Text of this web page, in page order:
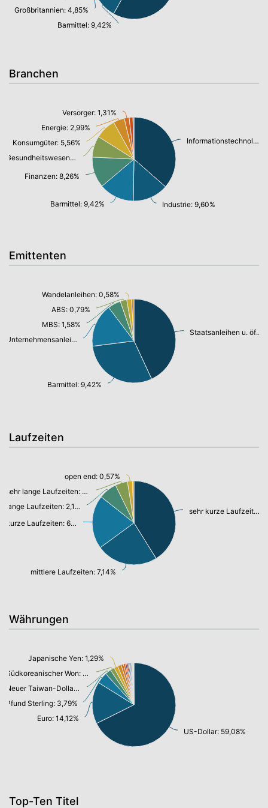
Barmittel: 9,42%
Großbritannien: 4,85%
Branchen
Informationstechnologie/ Telekommunikation: 25,31%
Industrie: 9,60%
Barmittel: 9,42%
Finanzen: 8,26%
Gesundheitswesen: 5,68%
Konsumgüter: 5,56%
Energie: 2,99%
Versorger: 1,31%
Emittenten
Staatsanleihen u. öffentl.Anleihen: 13,55%
Barmittel: 9,42%
Unternehmensanleihen: 5,24%
MBS: 1,58%
ABS: 0,79%
Wandelanleihen: 0,58%
Laufzeiten
sehr kurze Laufzeiten: 12,31%
mittlere Laufzeiten: 7,14%
kurze Laufzeiten: 6,19%
lange Laufzeiten: 2,12%
sehr lange Laufzeiten: 1,43%
open end: 0,57%
Währungen
US-Dollar: 59,08%
Euro: 14,12%
Pfund Sterling: 3,79%
Neuer Taiwan-Dollar: 2,00%
Südkoreanischer Won: 1,43%
Japanische Yen: 1,29%
Top-Ten Titel